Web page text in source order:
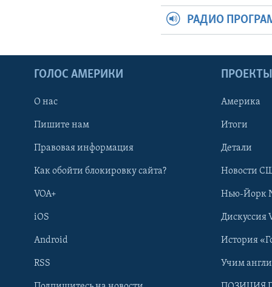
Learning English
РАДИО
ГОЛОС АМЕРИКИ
О нас
Пишите нам
Правовая информация
Как обойти блокировку сайта?
VOA+
iOS
Android
RSS
ПРОЕКТЫ
Америка
Итоги
Детали
Новости
Нью-Йорк
Дискуссия
История
Учим